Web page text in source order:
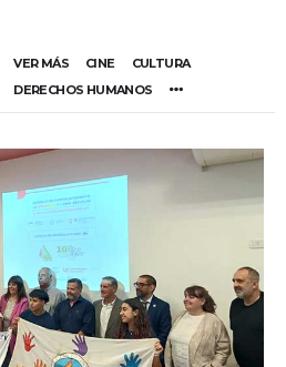
VER MÁS CINE
CULTURA
DERECHOS HUMANOS